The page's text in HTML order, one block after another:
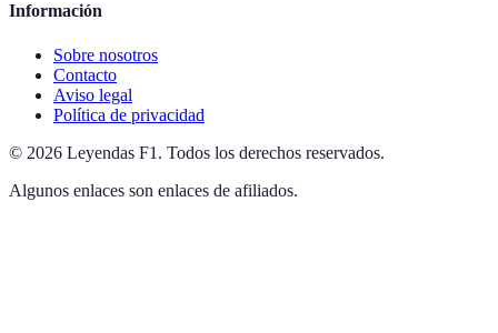
Información
Sobre nosotros
Contacto
Aviso legal
Política de privacidad
© 2026 Leyendas F1 . Todos los derechos reservados.
Algunos enlaces son enlaces de afiliados.